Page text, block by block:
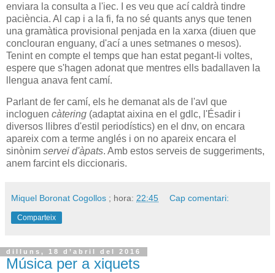
enviara la consulta a l'iec. I es veu que ací caldrà tindre
paciència. Al cap i a la fi, fa no sé quants anys que tenen
una gramàtica provisional penjada en la xarxa (diuen que
conclouran enguany, d'ací a unes setmanes o mesos).
Tenint en compte el temps que han estat pegant-li voltes,
espere que s'hagen adonat que mentres ells badallaven la
llengua anava fent camí.
Parlant de fer camí, els he demanat als de l'avl que
incloguen càtering (adaptat aixina en el gdlc, l'Ésadir i
diversos llibres d'estil periodístics) en el dnv, on encara
apareix com a terme anglés i on no apareix encara el
sinònim servei d'àpats. Amb estos serveis de suggeriments,
anem farcint els diccionaris.
Miquel Boronat Cogollos ; hora: 22:45 Cap comentari:
Comparteix
dilluns, 18 d’abril del 2016
Música per a xiquets